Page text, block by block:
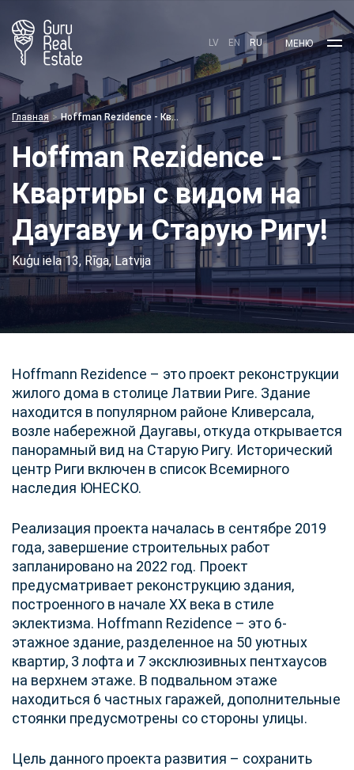
LV EN RU МЕНЮ
Главная Hoffman Rezidence - Квартиры с видом на Даугаву и Старую Ригу!
Hoffman Rezidence -
Квартиры с видом на
Даугаву и Старую Ригу!
Kuģu iela 13, Rīga, Latvija
Hoffmann Rezidence – это проект реконструкции
жилого дома в столице Латвии Риге. Здание
находится в популярном районе Кливерсала,
возле набережной Даугавы, откуда открывается
панорамный вид на Старую Ригу. Исторический
центр Риги включен в список Всемирного
наследия ЮНЕСКО.
Реализация проекта началась в сентябре 2019
года, завершение строительных работ
запланировано на 2022 год. Проект
предусматривает реконструкцию здания,
построенного в начале ХХ века в стиле
эклектизма. Hoffmann Rezidence – это 6-
этажное здание, разделенное на 50 уютных
квартир, 3 лофта и 7 эксклюзивных пентхаусов
на верхнем этаже. В подвальном этаже
находиться 6 частных гаражей, дополнительные
стоянки предусмотрены со стороны улицы.
Цель данного проекта развития – сохранить